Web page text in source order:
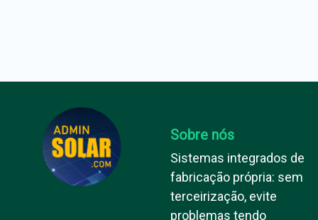
Sobre nós
Sistemas integrados de
fabricação própria: sem
terceirização, evite
problemas tendo